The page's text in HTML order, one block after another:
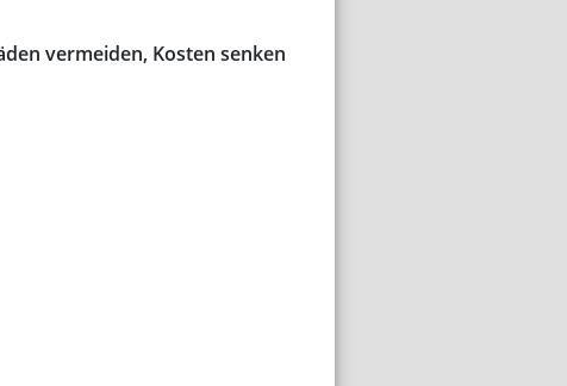
vermeiden, Kosten senken